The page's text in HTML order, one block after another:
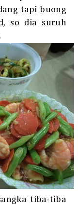
tapi buong
so dia suruh
tiba-tiba